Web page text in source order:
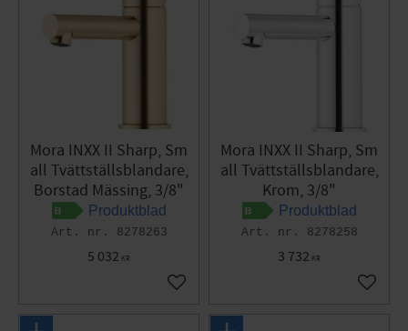
Mora INXX II Sharp, Sm
all Tvättställsblandare,
Borstad Mässing, 3/8"
Produktblad
8278263
5 032 KR
Lägg till i favoriter
Mora INXX II Sharp, Sm
all Tvättställsblandare,
Krom, 3/8"
Produktblad
8278258
3 732 KR
Lägg